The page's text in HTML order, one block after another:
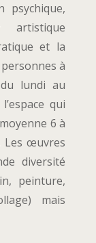
psychique,
artistique
et la
à
lundi au
qui
6 à
Les œuvres
diversité
peinture,
mais